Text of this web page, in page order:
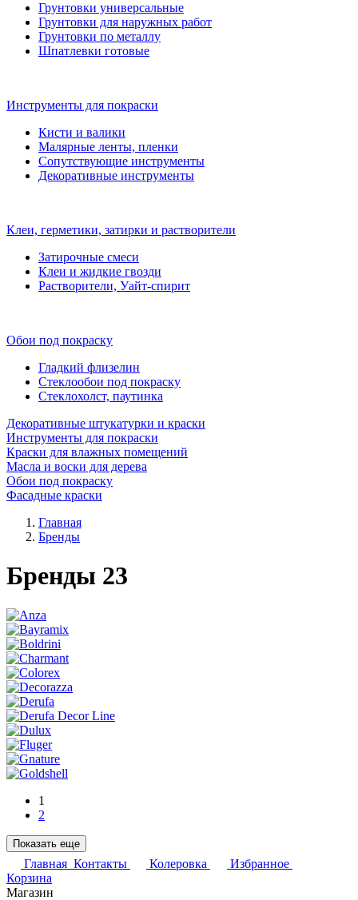
Грунтовки универсальные
Грунтовки для наружных работ
Грунтовки по металлу
Шпатлевки готовые
Инструменты для покраски
Кисти и валики
Малярные ленты, пленки
Сопутствующие инструменты
Декоративные инструменты
Клеи, герметики, затирки и растворители
Затирочные смеси
Клеи и жидкие гвозди
Растворители, Уайт-спирит
Обои под покраску
Гладкий флизелин
Стеклообои под покраску
Стеклохолст, паутинка
Декоративные штукатурки и краски
Инструменты для покраски
Краски для влажных помещений
Масла и воски для дерева
Обои под покраску
Фасадные краски
Главная
Бренды
Бренды 23
1
2
Показать еще
Главная Контакты Колеровка
Избранное
Корзина
Магазин